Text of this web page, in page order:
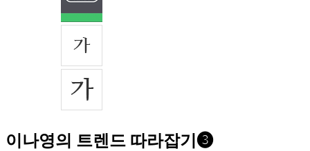
이나영의 트렌드 따라잡기❸